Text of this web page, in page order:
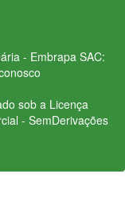
- Embrapa SAC:
sob a Licença
- SemDerivações